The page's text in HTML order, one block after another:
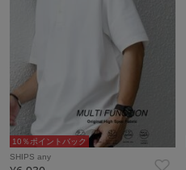
10％ポイントバック
SHIPS any